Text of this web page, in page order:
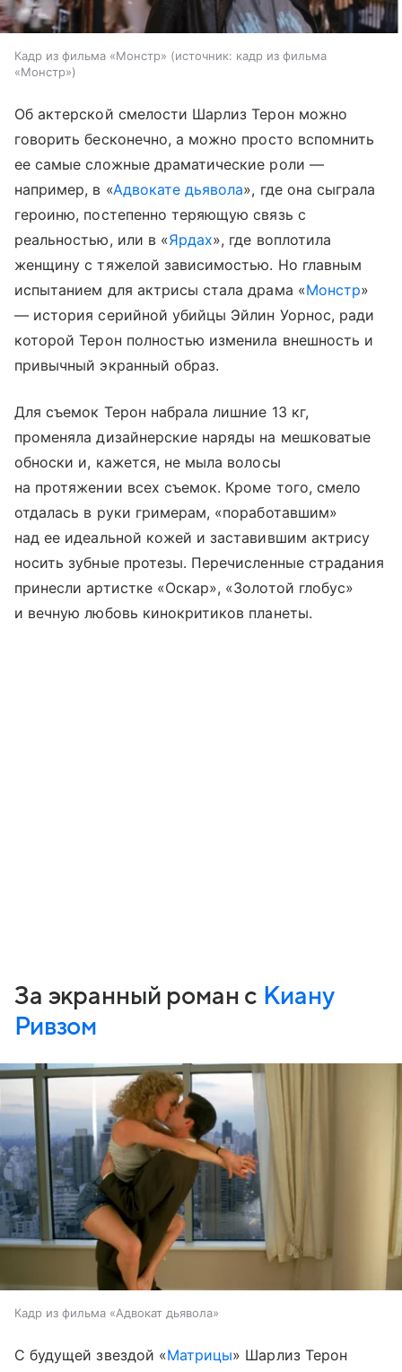
Кадр из фильма «Монстр» источник: кадр из фильма
«Монстр»
Об актерской смелости Шарлиз Терон можно
говорить бесконечно, а можно просто вспомнить
ее самые сложные драматические роли —
например, в «Адвокате дьявола», где она сыграла
героиню, постепенно теряющую связь с
реальностью, или в «Ярдах», где воплотила
женщину с тяжелой зависимостью. Но главным
испытанием для актрисы стала драма «Монстр»
— история серийной убийцы Эйлин Уорнос, ради
которой Терон полностью изменила внешность и
привычный экранный образ.
Для съемок Терон набрала лишние 13 кг,
променяла дизайнерские наряды на мешковатые
обноски и, кажется, не мыла волосы
на протяжении всех съемок. Кроме того, смело
отдалась в руки гримерам, «поработавшим»
над ее идеальной кожей и заставившим актрису
носить зубные протезы. Перечисленные страдания
принесли артистке «Оскар», «Золотой глобус»
и вечную любовь кинокритиков планеты.
За экранный роман с Киану
Ривзом
Кадр из фильма «Адвокат дьявола»
С будущей звездой «Матрицы» Шарлиз Терон